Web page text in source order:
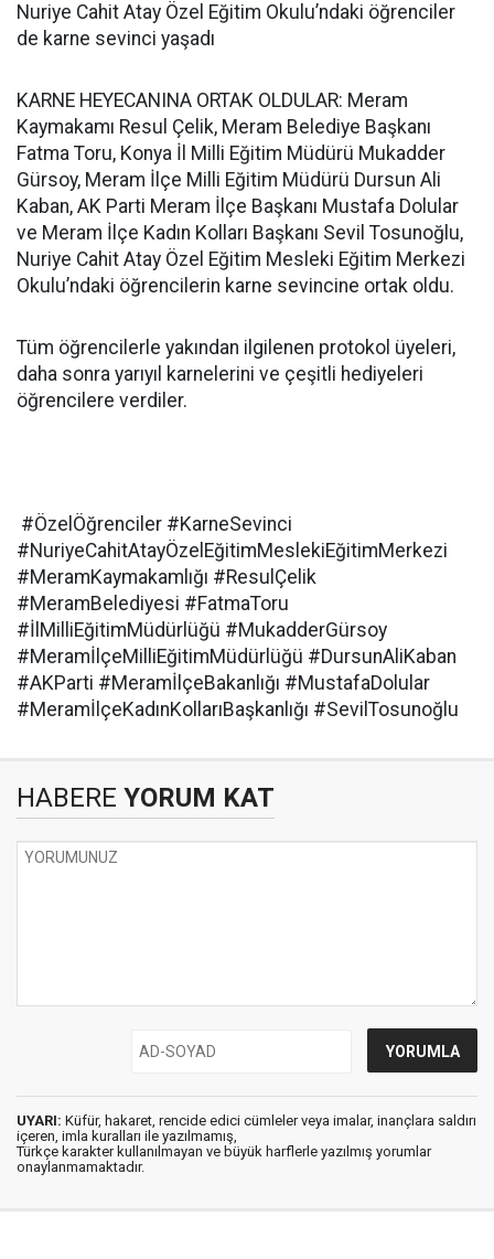
Nuriye Cahit Atay Özel Eğitim Okulu’ndaki öğrenciler
de karne sevinci yaşadı
KARNE HEYECANINA ORTAK OLDULAR: Meram
Kaymakamı Resul Çelik, Meram Belediye Başkanı
Fatma Toru, Konya İl Milli Eğitim Müdürü Mukadder
Gürsoy, Meram İlçe Milli Eğitim Müdürü Dursun Ali
Kaban, AK Parti Meram İlçe Başkanı Mustafa Dolular
ve Meram İlçe Kadın Kolları Başkanı Sevil Tosunoğlu,
Nuriye Cahit Atay Özel Eğitim Mesleki Eğitim Merkezi
Okulu’ndaki öğrencilerin karne sevincine ortak oldu.
Tüm öğrencilerle yakından ilgilenen protokol üyeleri,
daha sonra yarıyıl karnelerini ve çeşitli hediyeleri
öğrencilere verdiler.
#ÖzelÖğrenciler #KarneSevinci
#NuriyeCahitAtayÖzelEğitimMeslekiEğitimMerkezi
#MeramKaymakamlığı #ResulÇelik
#MeramBelediyesi #FatmaToru
#İlMilliEğitimMüdürlüğü #MukadderGürsoy
#MeramİlçeMilliEğitimMüdürlüğü #DursunAliKaban
#AKParti #MeramİlçeBakanlığı #MustafaDolular
#MeramİlçeKadınKollarıBaşkanlığı #SevilTosunoğlu
HABERE YORUM KAT
UYARI: Küfür, hakaret, rencide edici cümleler veya imalar, inançlara saldırı
içeren, imla kuralları ile yazılmamış,
Türkçe karakter kullanılmayan ve büyük harflerle yazılmış yorumlar
onaylanmamaktadır.